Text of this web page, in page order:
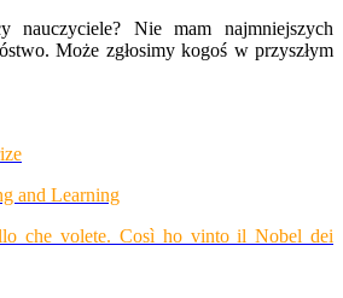
Nie mam najmniejszych
Może zgłosimy kogoś w przyszłym
and Learning
che volete. Così ho vinto il Nobel dei